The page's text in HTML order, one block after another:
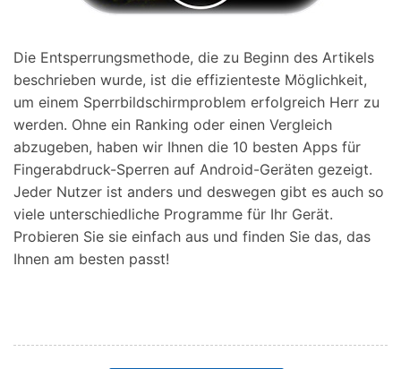
Die Entsperrungsmethode, die zu Beginn des Artikels
beschrieben wurde, ist die effizienteste Möglichkeit,
um einem Sperrbildschirmproblem erfolgreich Herr zu
werden. Ohne ein Ranking oder einen Vergleich
abzugeben, haben wir Ihnen die 10 besten Apps für
Fingerabdruck-Sperren auf Android-Geräten gezeigt.
Jeder Nutzer ist anders und deswegen gibt es auch so
viele unterschiedliche Programme für Ihr Gerät.
Probieren Sie sie einfach aus und finden Sie das, das
Ihnen am besten passt!